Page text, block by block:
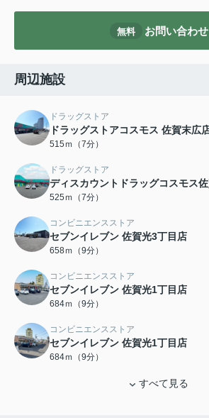
無料 お問い合わせ
周辺施設
ドラッグストア
ドラッグストアコスモス 佐賀末広
515ｍ（7分）
ドラッグストア
ディスカウントドラッグコスモス
525ｍ（7分）
コンビニエンスストア
セブンイレブン 佐賀光3丁目店
658ｍ（9分）
コンビニエンスストア
セブンイレブン 佐賀光1丁目店
684ｍ（9分）
コンビニエンスストア
セブンイレブン 佐賀光1丁目店
684ｍ（9分）
すべて見る